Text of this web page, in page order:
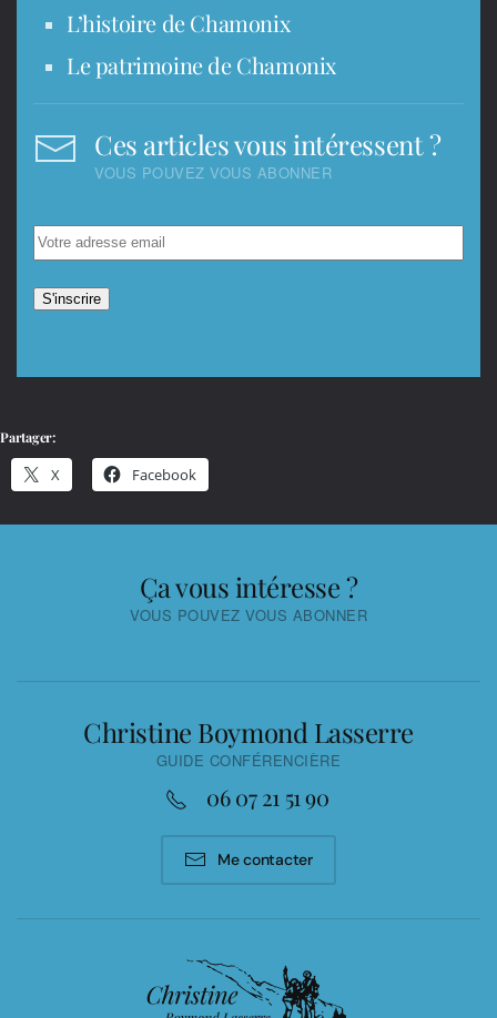
L’histoire de Chamonix
Le patrimoine de Chamonix
Ces articles vous intéressent ?
VOUS POUVEZ VOUS ABONNER
Partager:
X Facebook
Ça vous intéresse ?
VOUS POUVEZ VOUS ABONNER
Christine Boymond Lasserre
GUIDE CONFÉRENCIÈRE
06 07 21 51 90
Me contacter